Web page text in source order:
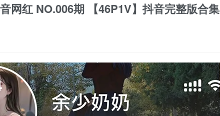
网红 NO.006期 【46P1V】抖音完整版合集